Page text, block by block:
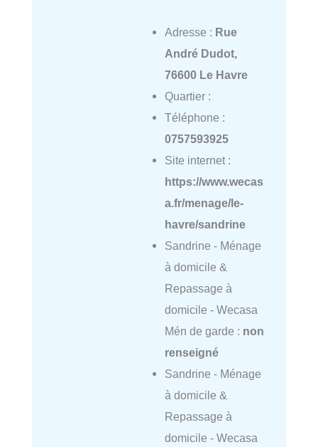
Adresse : Rue
André Dudot,
76600 Le Havre
Quartier :
Téléphone :
0757593925
Site internet :
https://www.wecas
a.fr/menage/le-
havre/sandrine
Sandrine - Ménage
à domicile &
Repassage à
domicile - Wecasa
Mén de garde : non
renseigné
Sandrine - Ménage
à domicile &
Repassage à
domicile - Wecasa